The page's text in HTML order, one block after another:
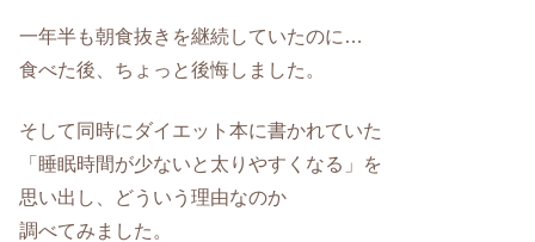
一年半も朝食抜きを継続していたのに…
食べた後、ちょっと後悔しました。
そして同時にダイエット本に書かれていた
「睡眠時間が少ないと太りやすくなる」を
思い出し、どういう理由なのか
調べてみました。